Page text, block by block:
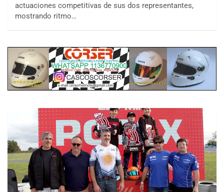
actuaciones competitivas de sus dos representantes,
mostrando ritmo…